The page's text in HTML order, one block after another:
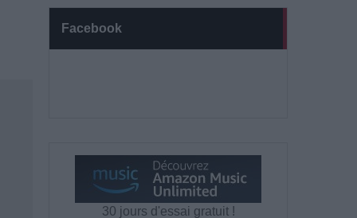
Facebook
30 jours d'essai gratuit !